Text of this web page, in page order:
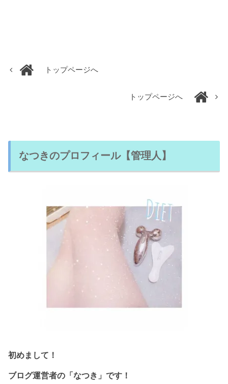
トップページへ
トップページへ
なつきのプロフィール【管理人】
初めまして！
ブログ運営者の「なつき」です！